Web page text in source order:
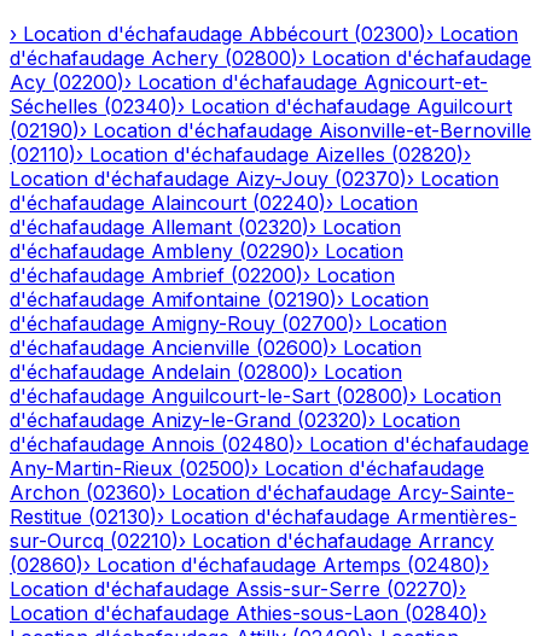
› Location d'échafaudage Abbécourt (02300)› Location
d'échafaudage Achery (02800)› Location d'échafaudage
Acy (02200)› Location d'échafaudage Agnicourt-et-
Séchelles (02340)› Location d'échafaudage Aguilcourt
(02190)› Location d'échafaudage Aisonville-et-Bernoville
(02110)› Location d'échafaudage Aizelles (02820)›
Location d'échafaudage Aizy-Jouy (02370)› Location
d'échafaudage Alaincourt (02240)› Location
d'échafaudage Allemant (02320)› Location
d'échafaudage Ambleny (02290)› Location
d'échafaudage Ambrief (02200)› Location
d'échafaudage Amifontaine (02190)› Location
d'échafaudage Amigny-Rouy (02700)› Location
d'échafaudage Ancienville (02600)› Location
d'échafaudage Andelain (02800)› Location
d'échafaudage Anguilcourt-le-Sart (02800)› Location
d'échafaudage Anizy-le-Grand (02320)› Location
d'échafaudage Annois (02480)› Location d'échafaudage
Any-Martin-Rieux (02500)› Location d'échafaudage
Archon (02360)› Location d'échafaudage Arcy-Sainte-
Restitue (02130)› Location d'échafaudage Armentières-
sur-Ourcq (02210)› Location d'échafaudage Arrancy
(02860)› Location d'échafaudage Artemps (02480)›
Location d'échafaudage Assis-sur-Serre (02270)›
Location d'échafaudage Athies-sous-Laon (02840)›